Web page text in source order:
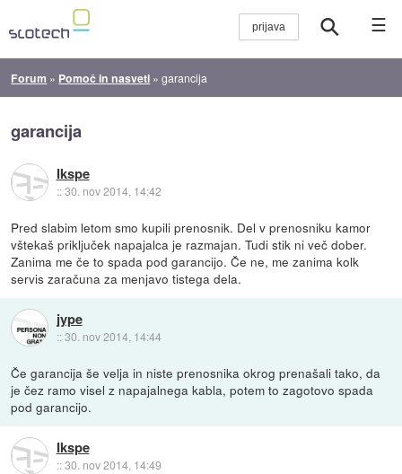
☰
Forum » Pomoč in nasveti »garancija
garancija
Ikspe
::30. nov 2014, 14:42
Pred slabim letom smo kupili prenosnik. Del v prenosniku kamor
vštekaš priključek napajalca je razmajan. Tudi stik ni več dober.
Zanima me če to spada pod garancijo. Če ne, me zanima kolk
servis zaračuna za menjavo tistega dela.
jype
::30. nov 2014, 14:44
Če garancija še velja in niste prenosnika okrog prenašali tako, da
je čez ramo visel z napajalnega kabla, potem to zagotovo spada
pod garancijo.
Ikspe
::30. nov 2014, 14:49